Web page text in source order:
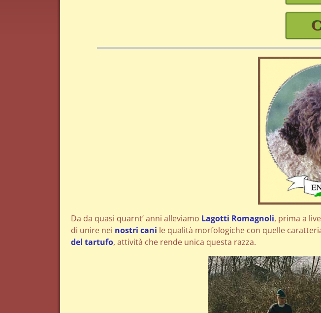
Da da quasi quarnt’ anni alleviamo Lagotti Romagnoli, prima a
di unire nei nostri cani le qualità morfologiche con quelle
del tartufo, attività che rende unica questa razza.